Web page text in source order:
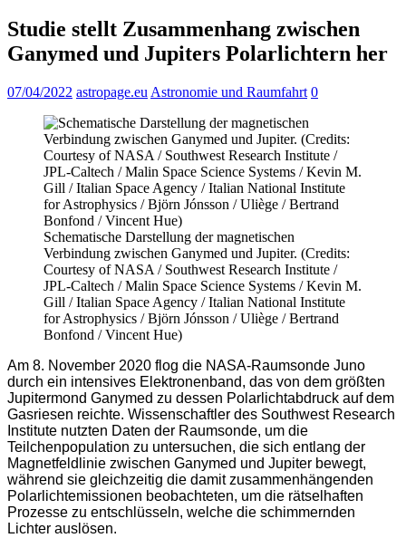
Studie stellt Zusammenhang zwischen
Ganymed und Jupiters Polarlichtern her
07/04/2022 astropage.eu Astronomie und Raumfahrt 0
Schematische Darstellung der magnetischen
Verbindung zwischen Ganymed und Jupiter. (Credits:
Courtesy of NASA / Southwest Research Institute /
JPL-Caltech / Malin Space Science Systems / Kevin M.
Gill / Italian Space Agency / Italian National Institute
for Astrophysics / Björn Jónsson / Uliège / Bertrand
Bonfond / Vincent Hue)
Am 8. November 2020 flog die NASA-Raumsonde Juno
durch ein intensives Elektronenband, das von dem größten
Jupitermond Ganymed zu dessen Polarlichtabdruck auf dem
Gasriesen reichte. Wissenschaftler des Southwest Research
Institute nutzten Daten der Raumsonde, um die
Teilchenpopulation zu untersuchen, die sich entlang der
Magnetfeldlinie zwischen Ganymed und Jupiter bewegt,
während sie gleichzeitig die damit zusammenhängenden
Polarlichtemissionen beobachteten, um die rätselhaften
Prozesse zu entschlüsseln, welche die schimmernden
Lichter auslösen.